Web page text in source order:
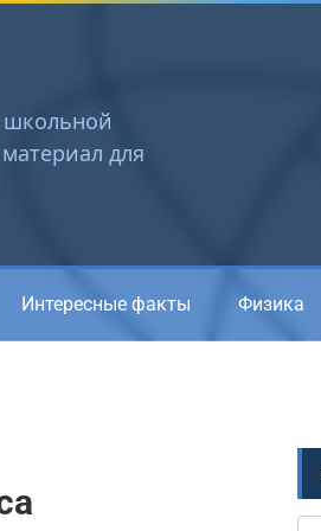
для
Интересные факты Физика